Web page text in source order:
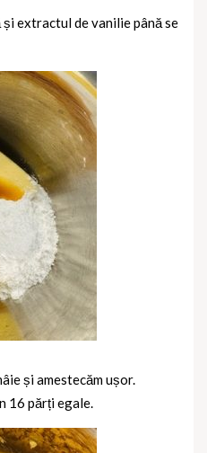
extractul de vanilie până se
și amestecăm ușor.
16 părți egale.